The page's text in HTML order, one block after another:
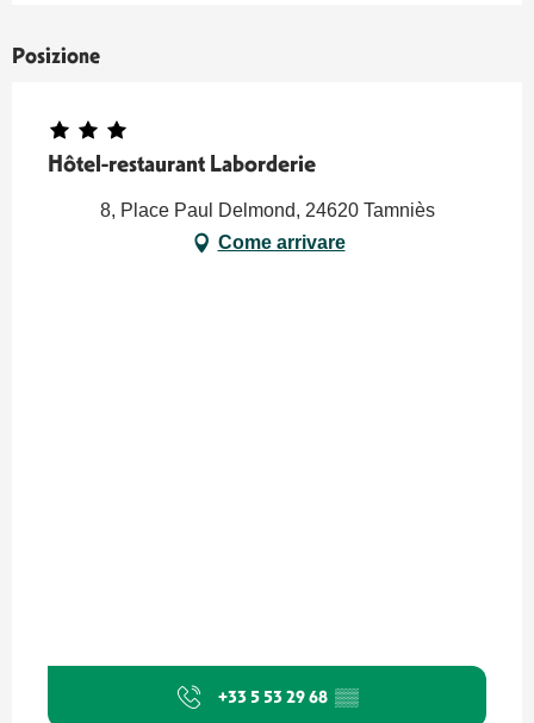
Posizione
Hôtel-restaurant Laborderie
8, Place Paul Delmond, 24620 Tamniès
Come arrivare
+33 5 53 29 68 ▒▒